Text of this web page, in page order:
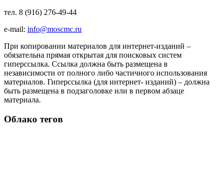
тел. 8 (916) 276-49-44
e-mail: info@moscmc.ru
При копировании материалов для интернет-изданий –
обязательна прямая открытая для поисковых систем
гиперссылка. Ссылка должна быть размещена в
независимости от полного либо частичного использования
материалов. Гиперссылка (для интернет- изданий) – должна
быть размещена в подзаголовке или в первом абзаце
материала.
Облако тегов